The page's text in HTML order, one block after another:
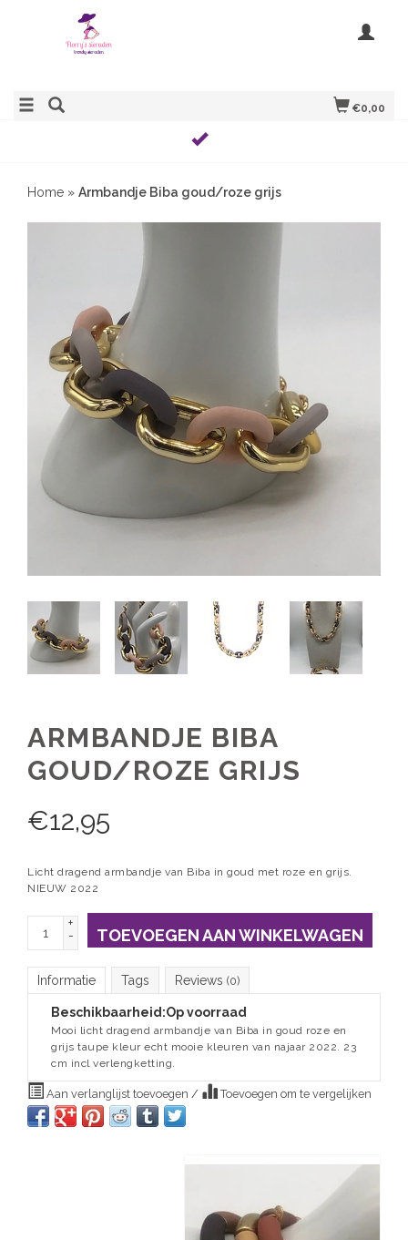
€0,00
Home » Armbandje Biba goud/roze grijs
ARMBANDJE BIBA
GOUD/ROZE GRIJS
€12,95
Licht dragend armbandje van Biba in goud met roze en grijs.
NIEUW 2022
+
-
TOEVOEGEN AAN WINKELWAGEN
Informatie Tags Reviews (0)
Beschikbaarheid:Op voorraad
Mooi licht dragend armbandje van Biba in goud roze en
grijs taupe kleur echt mooie kleuren van najaar 2022. 23
cm incl verlengketting.
Aan verlanglijst toevoegen / Toevoegen om te vergelijken